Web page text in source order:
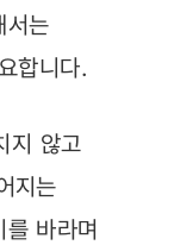
서는
합니다.
지 않고
지는
바라며